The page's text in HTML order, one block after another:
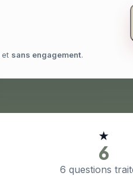
et sans engagement.
★
6
6 questions